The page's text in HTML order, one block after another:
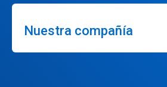
Nuestra compañía